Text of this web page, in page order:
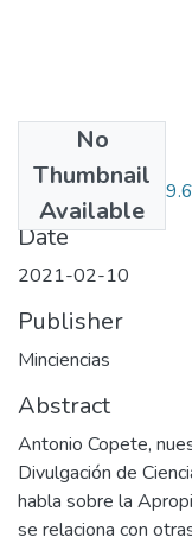
No
Thumbnail
Available
Audiovisual.pdf
Date
2021-02-10
Publisher
Minciencias
Abstract
Antonio Copete,
Divulgación de
habla sobre la
se relaciona con